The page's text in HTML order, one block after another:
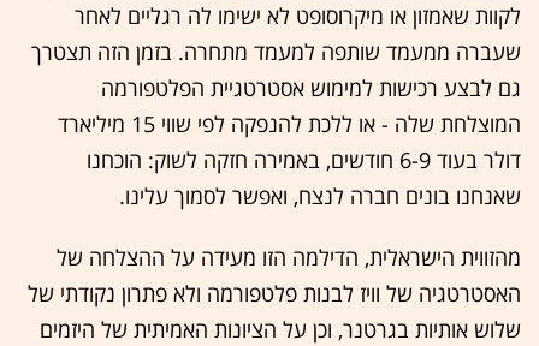
לקוות שאמזון או מיקרוסופט לא ישימו לה רגליים לאחר
שעברה ממעמד שותפה למעמד מתחרה. בזמן הזה תצטרך
גם לבצע רכישות למימוש אסטרטגיית הפלטפורמה
המוצלחת שלה - או ללכת להנפקה לפי שווי 15 מיליארד
דולר בעוד 6-9 חודשים, באמירה חזקה לשוק: הוכחנו
שאנחנו בונים חברה לנצח, ואפשר לסמוך עלינו.
מהזווית הישראלית, הדילמה הזו מעידה על ההצלחה של
האסטרטגיה של וויז לבנות פלטפורמה ולא פתרון נקודתי של
שלוש אותיות בגרטנר, וכן על הציונות האמיתית של היזמים